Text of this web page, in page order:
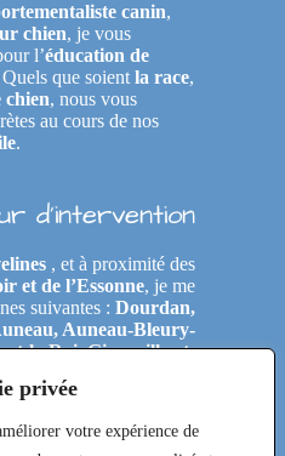
privée
votre expérience de
canin,
chien, je vous
l’éducation de
Quels que soient la race,
chien, nous vous
au cours de nos
.
d’intervention
, et à proximité des
et de l’Essonne, je me
suivantes :Dourdan,
Auneau-Bleury-
le-Roi, Gironville-et-
Perray-en-Yvelines,
Étréchy, Morigny-